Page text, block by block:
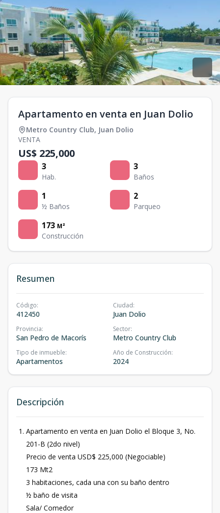
Apartamento en venta en Juan Dolio
Metro Country Club, Juan Dolio
VENTA
US$ 225,000
3
Hab.
3
Baños
1
½ Baños
2
Parqueo
173 M²
Construcción
Resumen
Código:
412450
Ciudad:
Juan Dolio
Provincia:
San Pedro de Macorís
Sector:
Metro Country Club
Tipo de inmueble:
Apartamentos
Año de Construcción:
2024
Descripción
Apartamento en venta en Juan Dolio el Bloque 3, No.
201-B (2do nivel)
Precio de venta USD$ 225,000 (Negociable)
173 Mt2
3 habitaciones, cada una con su baño dentro
½ baño de visita
Sala/ Comedor